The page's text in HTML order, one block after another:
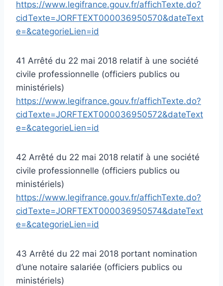
https://www.legifrance.gouv.fr/affichTexte.do?
cidTexte=JORFTEXT000036950570&dateText
e=&categorieLien=id
41 Arrêté du 22 mai 2018 relatif à une société
civile professionnelle (officiers publics ou
ministériels)
https://www.legifrance.gouv.fr/affichTexte.do?
cidTexte=JORFTEXT000036950572&dateText
e=&categorieLien=id
42 Arrêté du 22 mai 2018 relatif à une société
civile professionnelle (officiers publics ou
ministériels)
https://www.legifrance.gouv.fr/affichTexte.do?
cidTexte=JORFTEXT000036950574&dateText
e=&categorieLien=id
43 Arrêté du 22 mai 2018 portant nomination
d’une notaire salariée (officiers publics ou
ministériels)